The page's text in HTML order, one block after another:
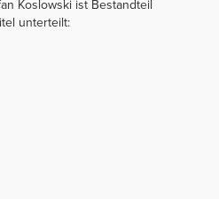
Koslowski ist Bestandteil
unterteilt: